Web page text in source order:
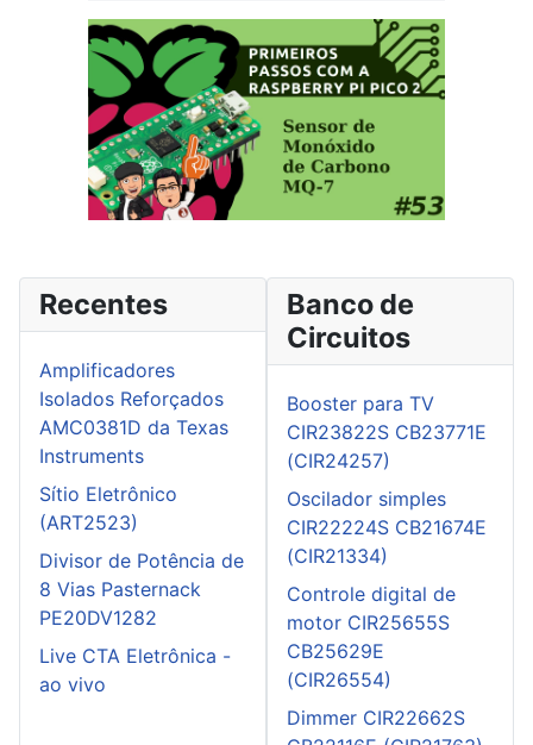
Recentes
Amplificadores
Isolados Reforçados
AMC0381D da Texas
Instruments
Sítio Eletrônico
(ART2523)
Divisor de Potência de
8 Vias Pasternack
PE20DV1282
Live CTA Eletrônica -
ao vivo
Banco de
Circuitos
Booster para TV
CIR23822S CB23771E
(CIR24257)
Oscilador simples
CIR22224S CB21674E
(CIR21334)
Controle digital de
motor CIR25655S
CB25629E
(CIR26554)
Dimmer CIR22662S